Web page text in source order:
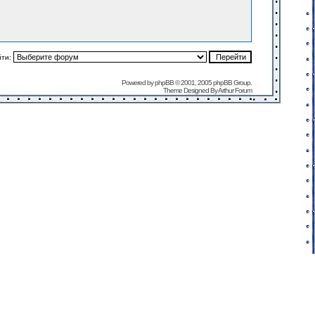
Powered byphpBB© 2001, 2005 phpBB Group.
Theme Designed ByArthur Forum